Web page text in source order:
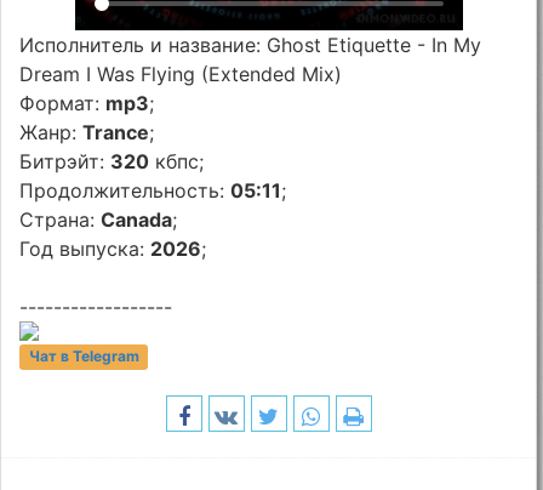
Исполнитель и название: Ghost Etiquette - In My
Dream I Was Flying (Extended Mix)
Формат: mp3;
Жанр:Trance;
Битрэйт: 320 кбпс;
Продолжительность:05:11;
Страна:Canada;
Год выпуска: 2026;
------------------
Чат в Telegram